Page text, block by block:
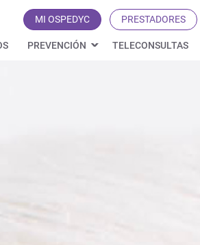
MI OSPEDYC PRESTADORES
PREVENCIÓN TELECONSULTAS